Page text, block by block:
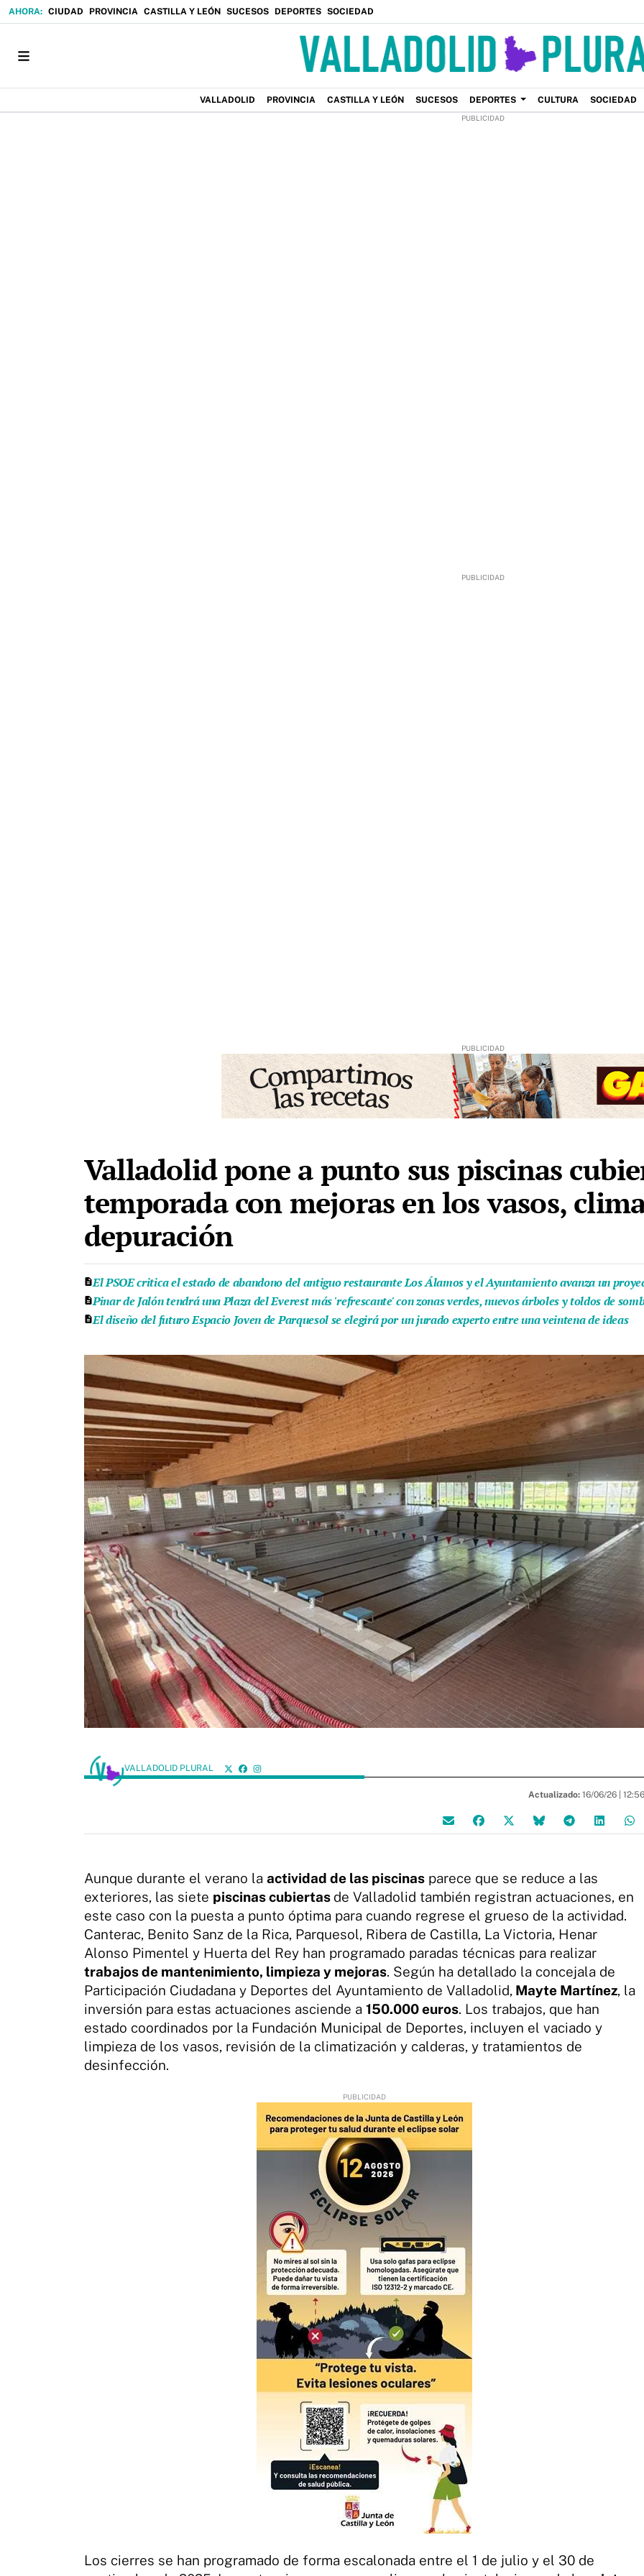
CIUDAD PROVINCIA CASTILLA Y LEÓN SUCESOS DEPORTES SOCIEDAD
VALLADOLID PROVINCIA CASTILLA Y LEÓN SUCESOS DEPORTES CULTURA SOCIEDAD
Valladolid pone a punto sus piscinas
temporada con mejoras en los vasos,
depuración
El PSOE critica el estado de abandono del antiguo restaurante Los Álamos y el Ayuntamiento avanza un
Pinar de Jalón tendrá una Plaza del Everest más 'refrescante' con zonas verdes, nuevos árboles y toldos de
El diseño del futuro Espacio Joven de Parquesol se elegirá por un jurado experto entre una veintena de ideas
VALLADOLID PLURAL
Actualizado: 16/06/26 | 12:56
Aunque durante el verano la actividad de las piscinas parece que se reduce a las
exteriores, las siete piscinas cubiertas de Valladolid también registran actuaciones, en
este caso con la puesta a punto óptima para cuando regrese el grueso de la actividad.
Canterac, Benito Sanz de la Rica, Parquesol, Ribera de Castilla, La Victoria, Henar
Alonso Pimentel y Huerta del Rey han programado paradas técnicas para realizar
trabajos de mantenimiento, limpieza y mejoras. Según ha detallado la concejala de
Participación Ciudadana y Deportes del Ayuntamiento de Valladolid, Mayte Martínez, la
inversión para estas actuaciones asciende a 150.000 euros. Los trabajos, que han
estado coordinados por la Fundación Municipal de Deportes, incluyen el vaciado y
limpieza de los vasos, revisión de la climatización y calderas, y tratamientos de
desinfección.
Los cierres se han programado de forma escalonada entre el 1 de julio y el 30 de